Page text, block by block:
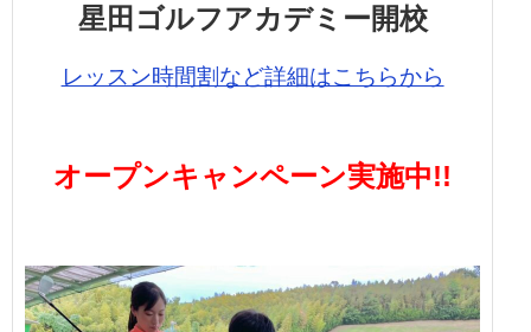
星田ゴルフアカデミー開校
レッスン時間割など詳細はこちらから
オープンキャンペーン実施中!!